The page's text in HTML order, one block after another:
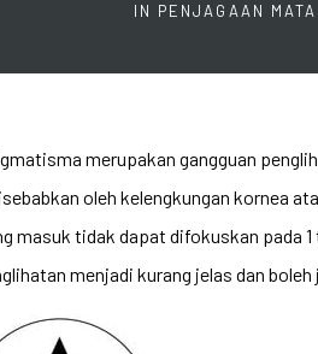
IN PENJAGAAN MATA
merupakan gangguan
oleh kelengkungan kornea
masuk tidak dapat difokuskan pada
menjadi kurang jelas dan